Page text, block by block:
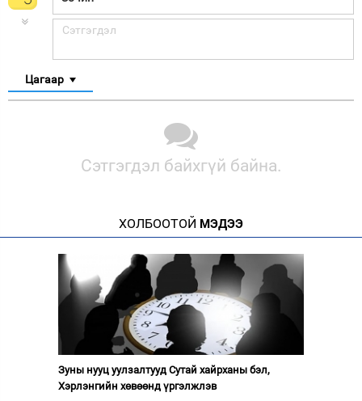
Цагаар
Сэтгэгдэл байхгүй байна.
ХОЛБООТОЙ МЭДЭЭ
Зуны нууц уулзалтууд Сутай хайрханы бэл,
Хэрлэнгийн хөвөөнд үргэлжлэв